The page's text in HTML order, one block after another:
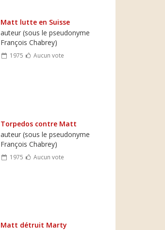
Matt lutte en Suisse
auteur (sous le pseudonyme
François Chabrey)
1975 Aucun vote
Torpedos contre Matt
auteur (sous le pseudonyme
François Chabrey)
1975 Aucun vote
Matt détruit Marty